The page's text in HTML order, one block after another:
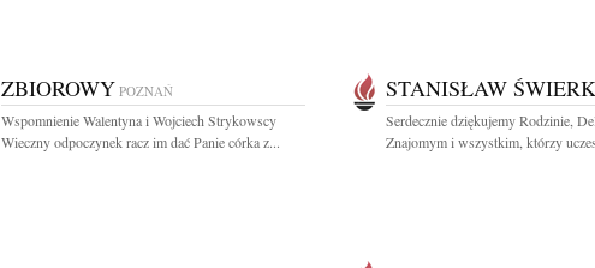
ZBIOROWY POZNAŃ
Wspomnienie Walentyna i Wojciech Strykowscy
Wieczny odpoczynek racz im dać Panie córka z...
STANISŁAW
Serdecznie dziękujemy Rodzinie,
Znajomym i wszystkim, którzy